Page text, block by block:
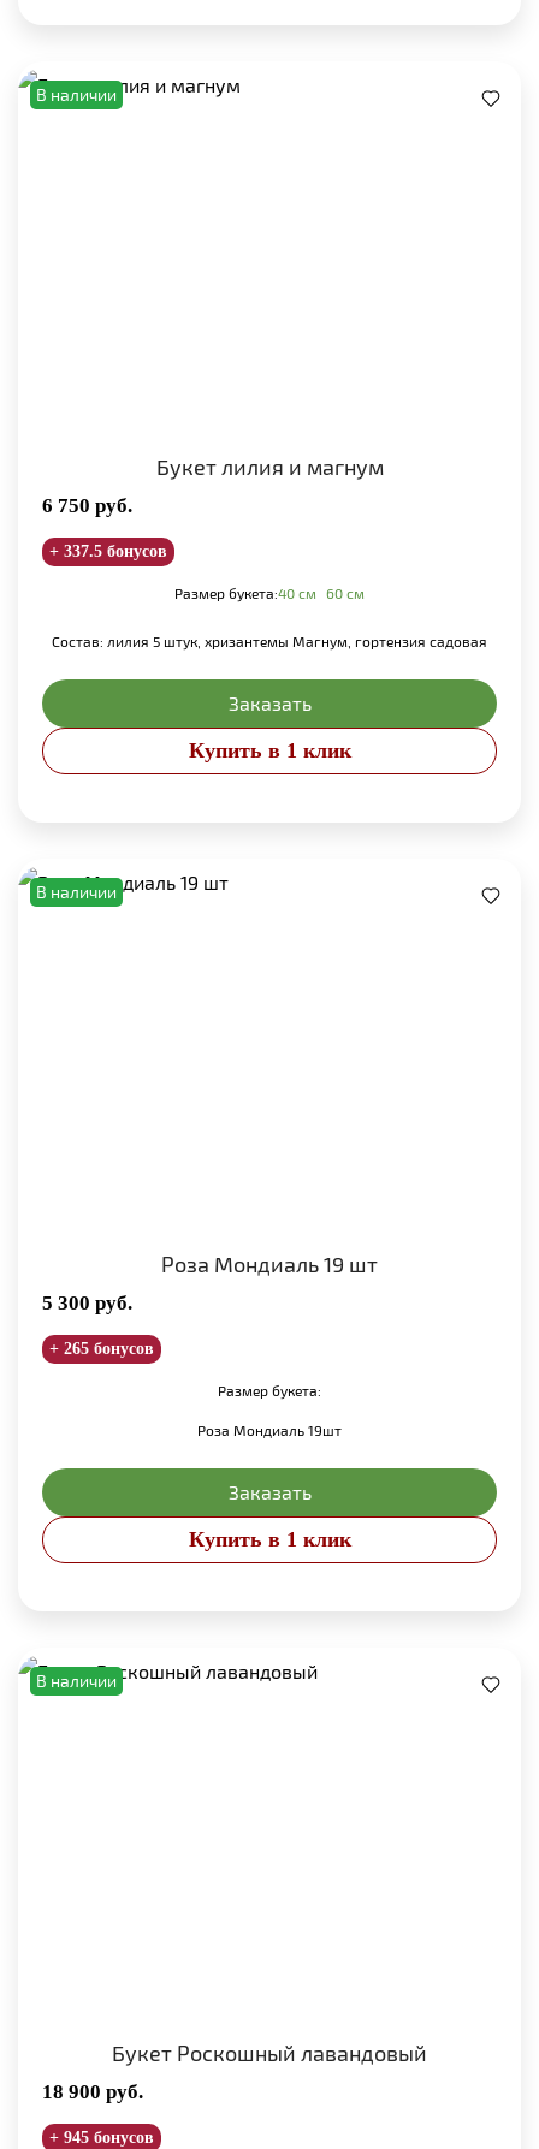
В наличии
Букет лилия и магнум
6 750 руб.
+ 337.5 бонусов
Размер букета:40 см 60 см
Состав: лилия 5 штук, хризантемы Магнум, гортензия садовая
Заказать
Купить в 1 клик
В наличии
Роза Мондиаль 19 шт
5 300 руб.
+ 265 бонусов
Размер букета:
Роза Мондиаль 19шт
Заказать
Купить в 1 клик
В наличии
Букет Роскошный лавандовый
18 900 руб.
+ 945 бонусов